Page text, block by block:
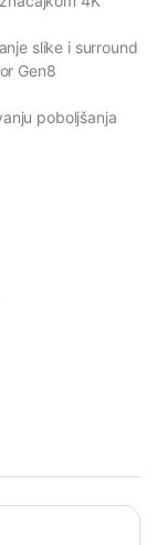
slike i surround
Gen8
poboljšanja